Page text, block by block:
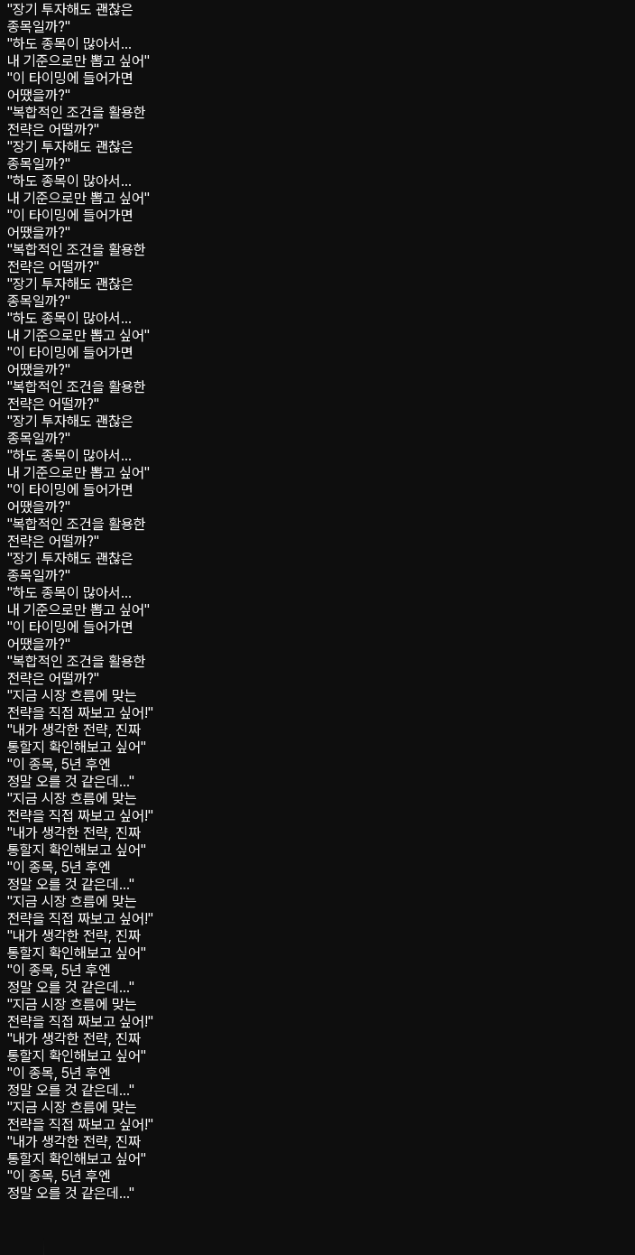
"장기 투자해도 괜찮은
종목일까?"
"하도 종목이 많아서…
내 기준으로만 뽑고 싶어"
"이 타이밍에 들어가면
어땠을까?"
"복합적인 조건을 활용한
전략은 어떨까?"
"장기 투자해도 괜찮은
종목일까?"
"하도 종목이 많아서…
내 기준으로만 뽑고 싶어"
"이 타이밍에 들어가면
어땠을까?"
"복합적인 조건을 활용한
전략은 어떨까?"
"장기 투자해도 괜찮은
종목일까?"
"하도 종목이 많아서…
내 기준으로만 뽑고 싶어"
"이 타이밍에 들어가면
어땠을까?"
"복합적인 조건을 활용한
전략은 어떨까?"
"장기 투자해도 괜찮은
종목일까?"
"하도 종목이 많아서…
내 기준으로만 뽑고 싶어"
"이 타이밍에 들어가면
어땠을까?"
"복합적인 조건을 활용한
전략은 어떨까?"
"장기 투자해도 괜찮은
종목일까?"
"하도 종목이 많아서…
내 기준으로만 뽑고 싶어"
"이 타이밍에 들어가면
어땠을까?"
"복합적인 조건을 활용한
전략은 어떨까?"
"지금 시장 흐름에 맞는
전략을 직접 짜보고 싶어!"
"내가 생각한 전략, 진짜
통할지 확인해보고 싶어"
"이 종목, 5년 후엔
정말 오를 것 같은데…"
"지금 시장 흐름에 맞는
전략을 직접 짜보고 싶어!"
"내가 생각한 전략, 진짜
통할지 확인해보고 싶어"
"이 종목, 5년 후엔
정말 오를 것 같은데…"
"지금 시장 흐름에 맞는
전략을 직접 짜보고 싶어!"
"내가 생각한 전략, 진짜
통할지 확인해보고 싶어"
"이 종목, 5년 후엔
정말 오를 것 같은데…"
"지금 시장 흐름에 맞는
전략을 직접 짜보고 싶어!"
"내가 생각한 전략, 진짜
통할지 확인해보고 싶어"
"이 종목, 5년 후엔
정말 오를 것 같은데…"
"지금 시장 흐름에 맞는
전략을 직접 짜보고 싶어!"
"내가 생각한 전략, 진짜
통할지 확인해보고 싶어"
"이 종목, 5년 후엔
정말 오를 것 같은데…"